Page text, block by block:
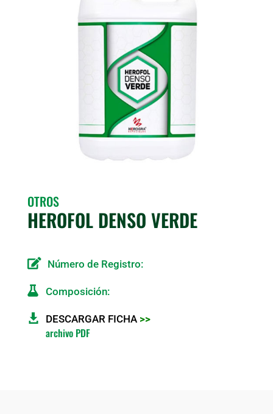
OTROS
HEROFOL DENSO VERDE
 Número de Registro:
 Composición:
 DESCARGAR FICHA >>
archivo PDF